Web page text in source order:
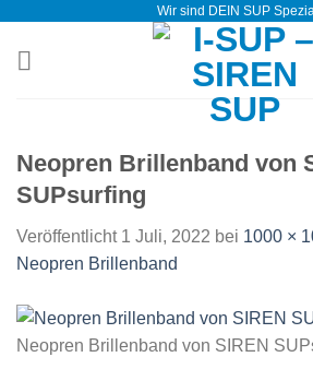
springen
Wir sind DEIN SUP
Neopren Brillenband von
SUPsurfing
Veröffentlicht 1 Juli, 2022 bei 1000 ×
Neopren Brillenband
Neopren Brillenband von SIREN